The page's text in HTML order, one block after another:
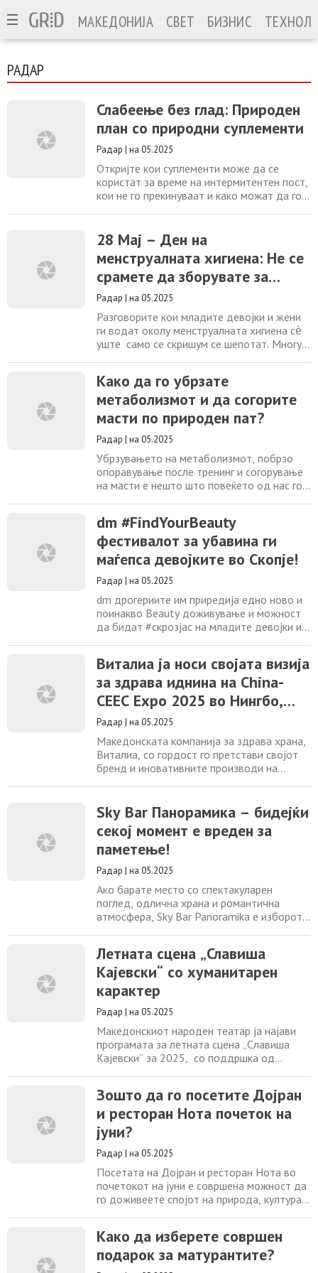
МАКЕДОНИЈА СВЕТ БИЗНИС
РАДАР
Слабеење без глад: Природен
план со природни суплементи
Радар | на 05.2025
Откријте кои суплементи може да се
користат за време на интермитентен пост,
кои не го прекинуваат и како можат да го
оние кои се интересираат за повремен
пост, но не сакате да се чувствувате
исцрпено, гладно или демотивирано – вие
не сте сами. Многу луѓе се откажуваат
28 Мај – Ден на
менструалната хигиена: Не се
срамете да зборувате за
„оние денови во месецот “!
Радар | на 05.2025
Разговорите кои младите девојки и жени
ги водат околу менструалната хигиена сѐ
уште само се скришум се шепотат. Многу
нив дури и ги кријат своите влошки и
тампони во своите чанти и несесери, или
ги прикриваат со други производи кога се
на каса во маркет. Зошто срамот околу
Како да го убрзате
метаболизмот и да согорите
масти по природен пат?
Радар | на 05.2025
Убрзувањето на метаболизмот, побрзо
опоравување после тренинг и согорување
на масти e нешто што повеќето од нас го
физичка активност. Исхрана богата со
протеини, чести мали оброци, повеќе
вода, зачинета исхрана е опција а тоа
може да се постигне и со помош на BCAA!
Што се
dm #FindYourBeauty
фестивалот за убавина ги
маѓепса девојките во Скопје!
Радар | на 05.2025
dm дрогериите им приредија едно ново и
поинакво Beauty доживување и можност
да бидат #скрозјас на младите девојки и
Скопје. На настанот присуствуваа
илјадници девојки и жени од целата
држава, кои трпеливо и со видлива
возбуда чекаа во редици за да ги искусат
многубројните активности
Виталиа ја носи својата визија
за здрава иднина на China-
CEEC Expo 2025 во Нингбо,
Кина
Радар | на 05.2025
Македонската компанија за здрава храна,
Виталиа, со гордост го претстави својот
бренд и иновативните производи на
одржува од 22 до 25 мај 2025 година во
Нингбо, Кина. Овој престижен саем,
организиран од кинеското Министерство
за трговија и партнери од ЦИЕ регионот,
Sky Bar Панорамика – бидејќи
секој момент е вреден за
паметење!
Радар | на 05.2025
Ако барате место со спектакуларен
поглед, одлична храна и романтична
атмосфера, Sky Bar Panoramika е изборот!
панорамски поглед на градот, создавајќи
романтична и елегантна атмосфера.
Гостите често го опишуваат како ресторан
кој овозможува “задоволство за сите
сетила” – место
Летната сцена „Славиша
Кајевски“ со хуманитарен
карактер
Радар | на 05.2025
Македонскиот народен театар ја најави
програмата за летната сцена „Славиша
Кајевски“ за 2025, со поддршка од
ќе биде насочен кон концертни настани на
македонски изведувачи и ќе има
хуманитарен карактер. На 12 јуни, со
настап на скопскиот бенд Funkshui и
артистката Speysd,
Зошто да го посетите Дојран
и ресторан Нота почеток на
јуни?
Радар | на 05.2025
Посетата на Дојран и ресторан Нота во
почетокот на јуни е совршена можност да
го доживеете спојот на природа, култура и
автентичност. Во почеток на јуни, Дојран
сè уште не е преполн со туристи. Можете
да уживате во тишината, прошетки покрај
Како да изберете совршен
подарок за матурантите?